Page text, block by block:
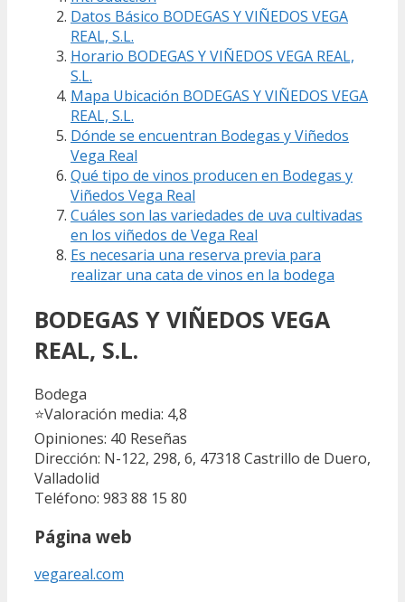
Datos Básico BODEGAS Y VIÑEDOS VEGA
REAL, S.L.
Horario BODEGAS Y VIÑEDOS VEGA REAL,
S.L.
Mapa Ubicación BODEGAS Y VIÑEDOS VEGA
REAL, S.L.
Dónde se encuentran Bodegas y Viñedos
Vega Real
Qué tipo de vinos producen en Bodegas y
Viñedos Vega Real
Cuáles son las variedades de uva cultivadas
en los viñedos de Vega Real
Es necesaria una reserva previa para
realizar una cata de vinos en la bodega
BODEGAS Y VIÑEDOS VEGA
REAL, S.L.
Bodega
⭐Valoración media: 4,8
Opiniones: 40 Reseñas
Dirección: N-122, 298, 6, 47318 Castrillo de Duero,
Valladolid
Teléfono: 983 88 15 80
Página web
vegareal.com